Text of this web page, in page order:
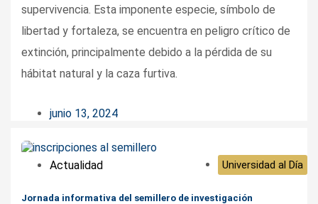
supervivencia. Esta imponente especie, símbolo de
libertad y fortaleza, se encuentra en peligro crítico de
extinción, principalmente debido a la pérdida de su
hábitat natural y la caza furtiva.
junio 13, 2024
Actualidad Universidad al Día
Jornada informativa del semillero de investigación